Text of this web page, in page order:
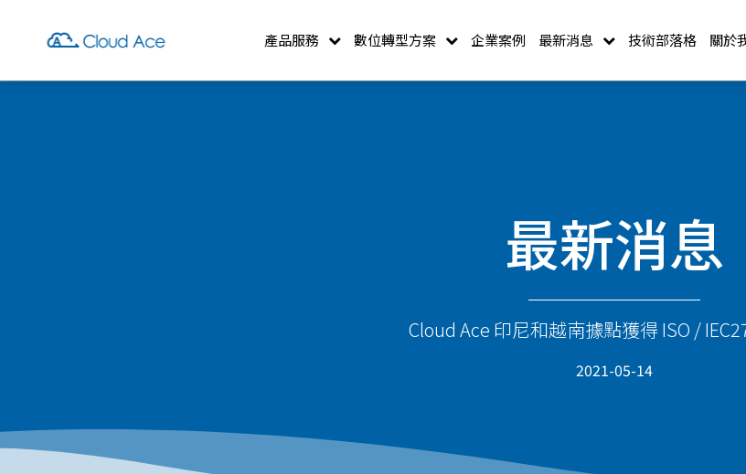
產品服務 數位轉型方案 企業案例 最新消息 技術部落格 關於
最新消息
Cloud Ace 印尼和越南據點獲得 ISO /
2021-05-14